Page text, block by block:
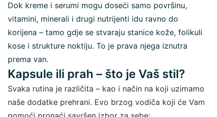
Dok kreme i serumi mogu doseći samo površinu,
vitamini, minerali i drugi nutrijenti idu ravno do
korijena – tamo gdje se stvaraju stanice kože, folikuli
kose i strukture noktiju. To je prava njega iznutra
prema van.
Kapsule ili prah – što je Vaš stil?
Svaka rutina je različita – kao i način na koji uzimamo
naše dodatke prehrani. Evo brzog vodiča koji će Vam